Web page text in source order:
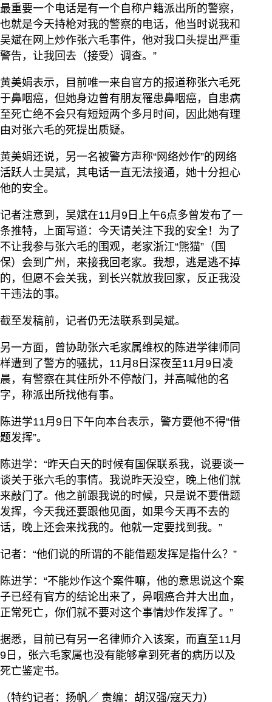
最重要一个电话是有一个自称户籍派出所的警察，
也就是今天持枪对我的警察的电话，他当时说我和
吴斌在网上炒作张六毛事件，他对我口头提出严重
警告，让我回去（接受）调查。”
黄美娟表示，目前唯一来自官方的报道称张六毛死
于鼻咽癌，但她身边曾有朋友罹患鼻咽癌，自患病
至死亡绝不会只有短短两个多月时间，因此她有理
由对张六毛的死提出质疑。
黄美娟还说，另一名被警方声称“网络炒作”的网络
活跃人士吴斌，其电话一直无法接通，她十分担心
他的安全。
记者注意到，吴斌在11月9日上午6点多曾发布了一
条推特，上面写道：今天请关注下我的安全！为了
不让我参与张六毛的围观，老家浙江“熊猫”（国
保）会到广州，来接我回老家。我想，逃是逃不掉
的，但愿不会关我，到长兴就放我回家，反正我没
干违法的事。
截至发稿前，记者仍无法联系到吴斌。
另一方面，曾协助张六毛家属维权的陈进学律师同
样遭到了警方的骚扰，11月8日深夜至11月9日凌
晨，有警察在其住所外不停敲门，并高喊他的名
字，称派出所找他有事。
陈进学11月9日下午向本台表示，警方要他不得“借
题发挥”。
陈进学：“昨天白天的时候有国保联系我，说要谈一
谈关于张六毛的事情。我说昨天没空，晚上他们就
来敲门了。他之前跟我说的时候，只是说不要借题
发挥，今天我还要跟他见面，如果今天再不去的
话，晚上还会来找我的。他就一定要找到我。”
记者：“他们说的所谓的不能借题发挥是指什么？”
陈进学：“不能炒作这个案件嘛，他的意思说这个案
子已经有官方的结论出来了，鼻咽癌合并大出血，
正常死亡，你们就不要对这个事情炒作发挥了。”
据悉，目前已有另一名律师介入该案，而直至11月
9日，张六毛家属也没有能够拿到死者的病历以及
死亡鉴定书。
（特约记者：扬帆／ 责编：胡汉强/寇天力）